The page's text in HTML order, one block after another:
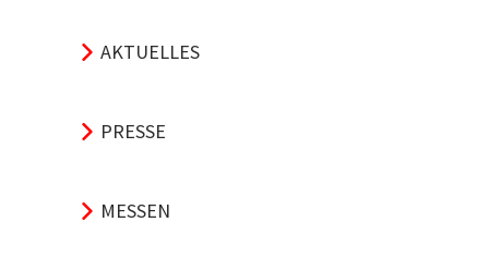
AKTUELLES
PRESSE
MESSEN